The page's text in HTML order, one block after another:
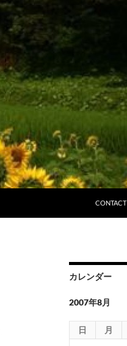
CONTACT
カレンダー
2007年8月
日 月